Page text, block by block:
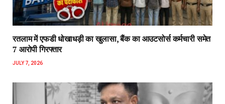
रतलाम में एफडी धोखाधड़ी का खुलासा, बैंक का आउटसोर्स कर्मचारी समेत
7 आरोपी गिरफ्तार
JULY 7, 2026